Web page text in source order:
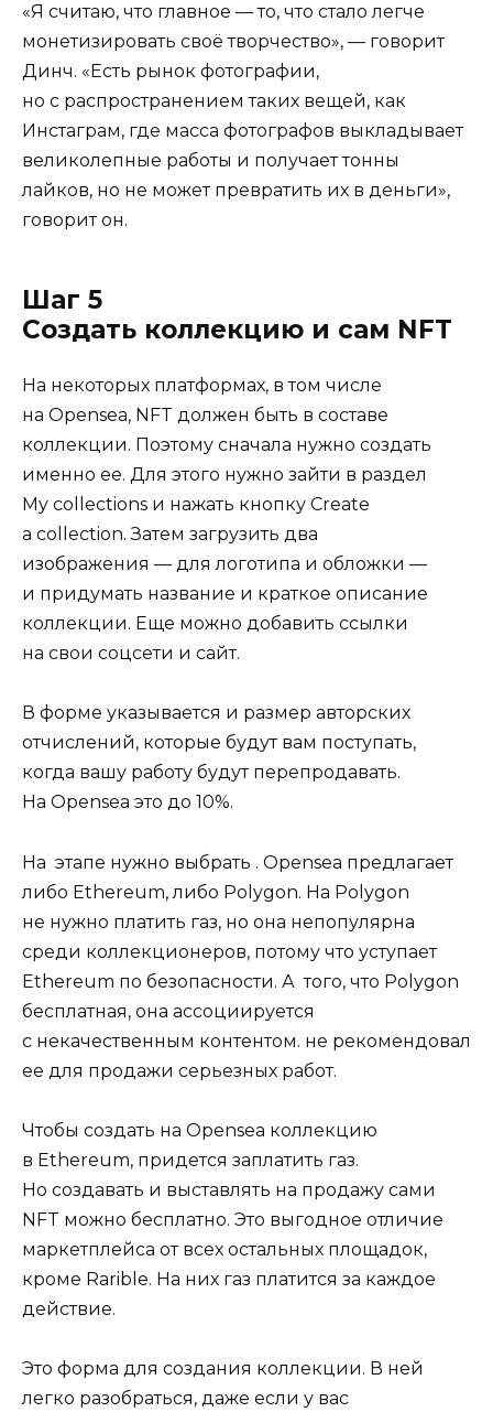
«Я считаю, что главное — то, что стало легче
монетизировать своё творчество», — говорит
Динч. «Есть рынок фотографии,
но с распространением таких вещей, как
Инстаграм, где масса фотографов выкладывает
великолепные работы и получает тонны
лайков, но не может превратить их в деньги»,
говорит он.
Шаг 5
Создать коллекцию и сам NFT
На некоторых платформах, в том числе
на Opensea, NFT должен быть в составе
коллекции. Поэтому сначала нужно создать
именно ее. Для этого нужно зайти в раздел
My collections и нажать кнопку Create
a collection. Затем загрузить два
изображения — для логотипа и обложки —
и придумать название и краткое описание
коллекции. Еще можно добавить ссылки
на свои соцсети и сайт.
В форме указывается и размер авторских
отчислений, которые будут вам поступать,
когда вашу работу будут перепродавать.
На Opensea это до 10%.
На этапе нужно выбрать . Opensea предлагает
либо Ethereum, либо Polygon. На Polygon
не нужно платить газ, но она непопулярна
среди коллекционеров, потому что уступает
Ethereum по безопасности. А того, что Polygon
бесплатная, она ассоциируется
с некачественным контентом. не рекомендовал
ее для продажи серьезных работ.
Чтобы создать на Opensea коллекцию
в Ethereum, придется заплатить газ.
Но создавать и выставлять на продажу сами
NFT можно бесплатно. Это выгодное отличие
маркетплейса от всех остальных площадок,
кроме Rarible. На них газ платится за каждое
действие.
Это форма для создания коллекции. В ней
легко разобраться, даже если у вас